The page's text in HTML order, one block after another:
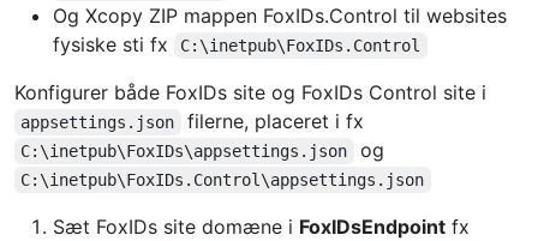
Og Xcopy ZIP mappen FoxIDs.Control til websites
fysiske sti fx
C:\inetpub\FoxIDs.Control
Konfigurer både FoxIDs site og FoxIDs Control site i
appsettings.json filerne, placeret i fx
C:\inetpub\FoxIDs\appsettings.json og
C:\inetpub\FoxIDs.Control\appsettings.json
Sæt FoxIDs site domæne i FoxIDsEndpoint fx